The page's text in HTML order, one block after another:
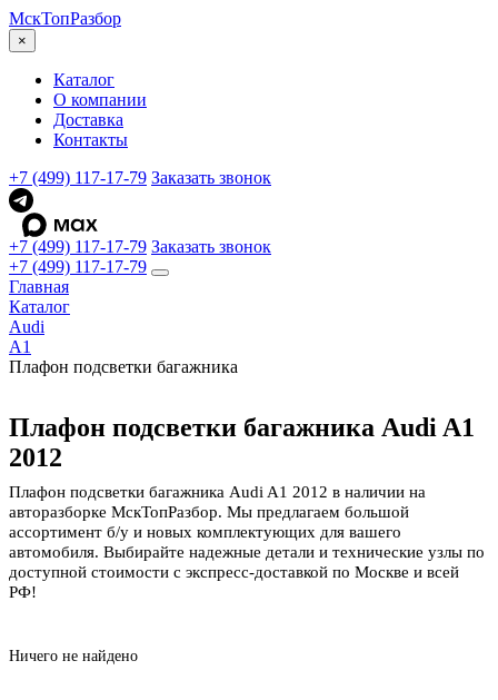
МскТопРазбор
×
Каталог
О компании
Доставка
Контакты
+7 (499) 117-17-79 Заказать звонок
+7 (499) 117-17-79 Заказать звонок
+7 (499) 117-17-79
Главная
Каталог
Audi
A1
Плафон подсветки багажника
Плафон подсветки багажника Audi A1
2012
Плафон подсветки багажника Audi A1 2012 в наличии на
авторазборке МскТопРазбор. Мы предлагаем большой
ассортимент б/у и новых комплектующих для вашего
автомобиля. Выбирайте надежные детали и технические узлы по
доступной стоимости с экспресс-доставкой по Москве и всей
РФ!
Ничего не найдено